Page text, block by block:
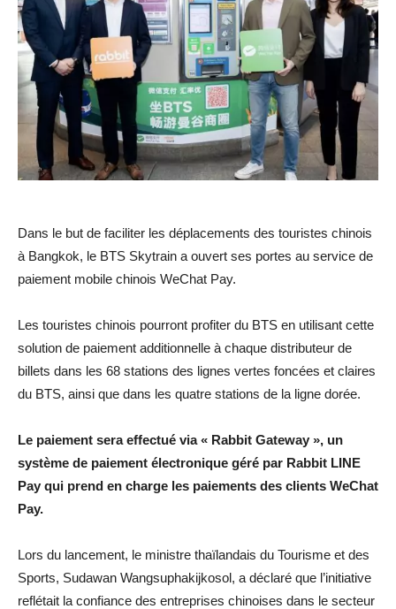
Dans le but de faciliter les déplacements des touristes chinois
à Bangkok, le BTS Skytrain a ouvert ses portes au service de
paiement mobile chinois WeChat Pay.
Les touristes chinois pourront profiter du BTS en utilisant cette
solution de paiement additionnelle à chaque distributeur de
billets dans les 68 stations des lignes vertes foncées et claires
du BTS, ainsi que dans les quatre stations de la ligne dorée.
Le paiement sera effectué via « Rabbit Gateway », un
système de paiement électronique géré par Rabbit LINE
Pay qui prend en charge les paiements des clients WeChat
Pay.
Lors du lancement, le ministre thaïlandais du Tourisme et des
Sports, Sudawan Wangsuphakijkosol, a déclaré que l’initiative
reflétait la confiance des entreprises chinoises dans le secteur